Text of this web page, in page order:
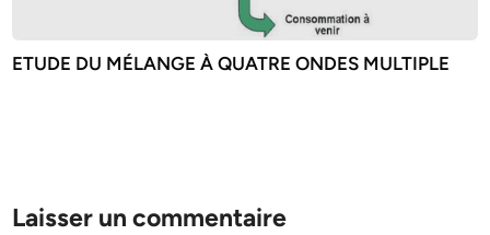
ETUDE DU MÉLANGE À QUATRE ONDES MULTIPLE
Laisser un commentaire